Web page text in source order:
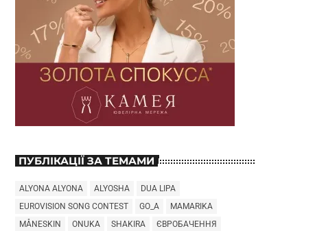
ПУБЛІКАЦІЇ ЗА ТЕМАМИ
ALYONA ALYONA ALYOSHA
DUA LIPA
EUROVISION SONG CONTEST
GO_A
MAMARIKA
MÅNESKIN
ONUKA SHAKIRA
ЄВРОБАЧЕННЯ